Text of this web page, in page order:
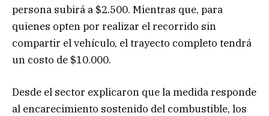
persona subirá a $2.500. Mientras que, para
quienes opten por realizar el recorrido sin
compartir el vehículo, el trayecto completo tendrá
un costo de $10.000.
Desde el sector explicaron que la medida responde
al encarecimiento sostenido del combustible, los